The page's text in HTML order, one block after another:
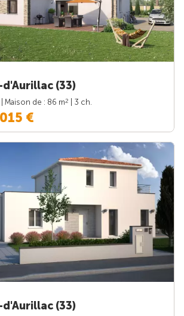
(33)
| Maison de : 86 m2
| 3 ch.
€
(33)